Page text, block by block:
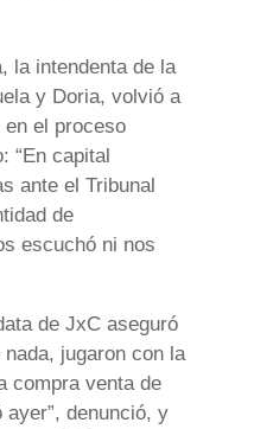
la intendenta de la
y Doria, volvió a
el proceso
“En capital
ante el Tribunal
de
escuchó ni nos
de JxC aseguró
jugaron con la
compra venta de
denunció, y